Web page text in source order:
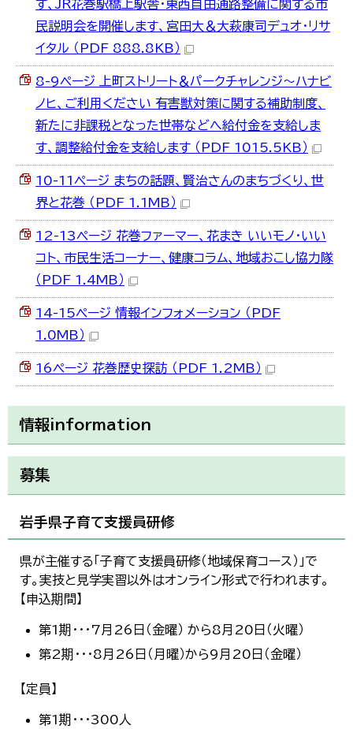
す、JR花巻駅橋上駅舎・東西自由通路整備に関する市
民説明会を開催します、宮田大＆大萩康司デュオ・リサ
イタル （PDF 888.8KB）
8-9ページ 上町ストリート＆パークチャレンジ～ハナビ
ノヒ、ご利用ください 有害獣対策に関する補助制度、
新たに非課税となった世帯などへ給付金を支給しま
す、調整給付金を支給します （PDF 1015.5KB）
10-11ページ まちの話題、賢治さんのまちづくり、世
界と花巻 （PDF 1.1MB）
12-13ページ 花巻ファーマー、花まき いいモノ・いい
コト、市民生活コーナー、健康コラム、地域おこし協力隊
（PDF 1.4MB）
14-15ページ 情報インフォメーション （PDF
1.0MB）
16ページ 花巻歴史探訪 （PDF 1.2MB）
情報information
募集
岩手県子育て支援員研修
県が主催する「子育て支援員研修（地域保育コース）」で
す。実技と見学実習以外はオンライン形式で行われます。
【申込期間】
第1期・・・7月26日（金曜） から8月20日（火曜）
第2期・・・8月26日（月曜）から9月20日（金曜）
【定員】
第1期・・・300人